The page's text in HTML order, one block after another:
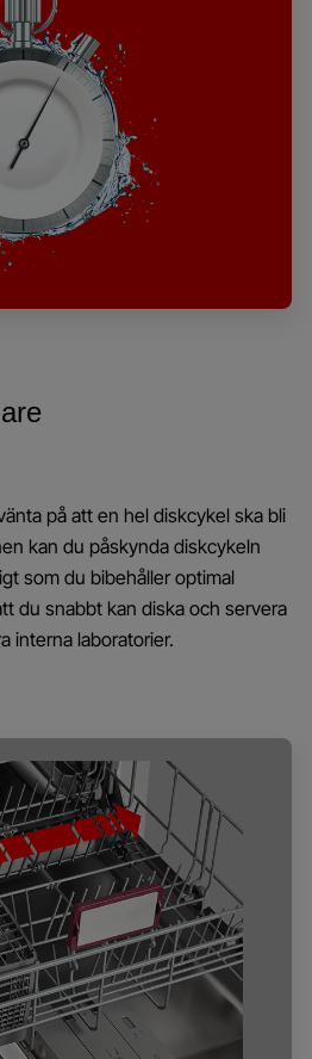
på att en hel diskcykel ska bli
kan du påskynda diskcykeln
som du bibehåller optimal
du snabbt kan diska och servera
interna laboratorier.